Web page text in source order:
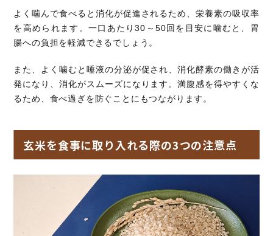
よく噛んで食べると消化が促進されるため、栄養素の吸収率
を高められます。一口あたり30～50回を目安に噛むと、胃
腸への負担を軽減できるでしょう。
また、よく噛むと唾液の分泌が促され、消化酵素の働きが活
発になり、消化がスムーズになります。満腹感を得やすくな
るため、食べ過ぎを防ぐことにもつながります。
玄米を食事に取り入れる際の3つの注意点